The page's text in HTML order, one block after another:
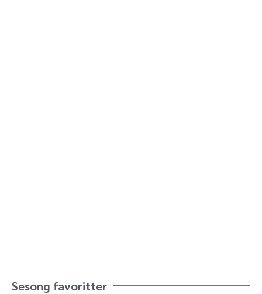
Sesong favoritter